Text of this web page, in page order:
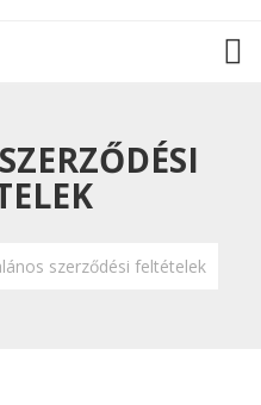
szerződési feltételek